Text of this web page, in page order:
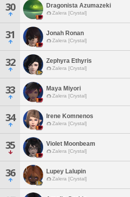
30 Dragonista Azumazeki
Zalera [Crystal]
31 Jonah Ronan
Zalera [Crystal]
32 Zephyra Ethyris
Zalera [Crystal]
33 Maya Miyori
Zalera [Crystal]
34 Irene Komnenos
Zalera [Crystal]
35 Violet Moonbeam
Zalera [Crystal]
36 Lupey Lalupin
Zalera [Crystal]